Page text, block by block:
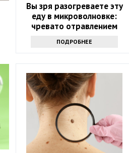
Вы зря разогреваете эту
еду в микроволновке:
чревато отравлением
ПОДРОБНЕЕ